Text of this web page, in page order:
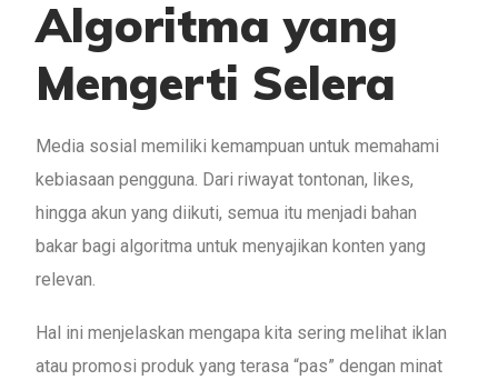
Algoritma yang
Mengerti Selera
Media sosial memiliki kemampuan untuk memahami
kebiasaan pengguna. Dari riwayat tontonan, likes,
hingga akun yang diikuti, semua itu menjadi bahan
bakar bagi algoritma untuk menyajikan konten yang
relevan.
Hal ini menjelaskan mengapa kita sering melihat iklan
atau promosi produk yang terasa “pas” dengan minat